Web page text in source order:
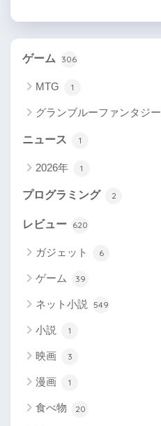
ゲーム 306
MTG 1
グランブルーファンタジー
ニュース 1
2026年 1
プログラミング 2
レビュー 620
ガジェット 6
ゲーム 39
ネット小説 549
小説 1
映画 3
漫画 1
食べ物 20